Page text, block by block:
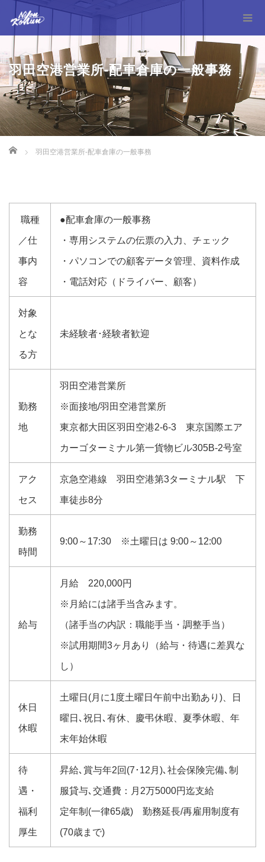
羽田空港営業所-配車倉庫の一般事務
Home 羽田空港営業所-配車倉庫の一般事務
職種
／仕
事内
容
●配車倉庫の一般事務
・専用システムの伝票の入力、チェック
・パソコンでの顧客データ管理、資料作成
・電話対応（ドライバー、顧客）
対象
とな
る方
未経験者･経験者歓迎
勤務
地
羽田空港営業所
※面接地/羽田空港営業所
東京都大田区羽田空港2-6-3 東京国際エア
カーゴターミナル第一貨物ビル305B-2号室
アク
セス
京急空港線 羽田空港第3ターミナル駅 下
車徒歩8分
勤務
時間
9:00～17:30 ※土曜日は 9:00～12:00
給与
月給 220,000円
※月給には諸手当含みます。
（諸手当の内訳：職能手当・調整手当）
※試用期間3ヶ月あり（給与・待遇に差異な
し）
休日
休暇
土曜日(月に1度土曜日午前中出勤あり)、日
曜日､祝日､有休、慶弔休暇、夏季休暇、年
末年始休暇
待
遇・
福利
厚生
昇給､賞与年2回(7･12月)､社会保険完備､制
服貸与､交通費：月2万5000円迄支給
定年制(一律65歳) 勤務延長/再雇用制度有
(70歳まで)